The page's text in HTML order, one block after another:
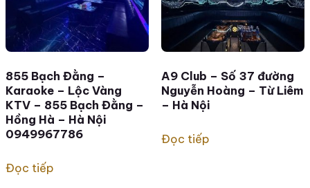
855 Bạch Đằng –
Karaoke – Lộc Vàng
KTV – 855 Bạch Đằng –
Hồng Hà – Hà Nội
0949967786
Đọc tiếp
A9 Club – Số 37 đường
Nguyễn Hoàng – Từ Liêm
– Hà Nội
Đọc tiếp